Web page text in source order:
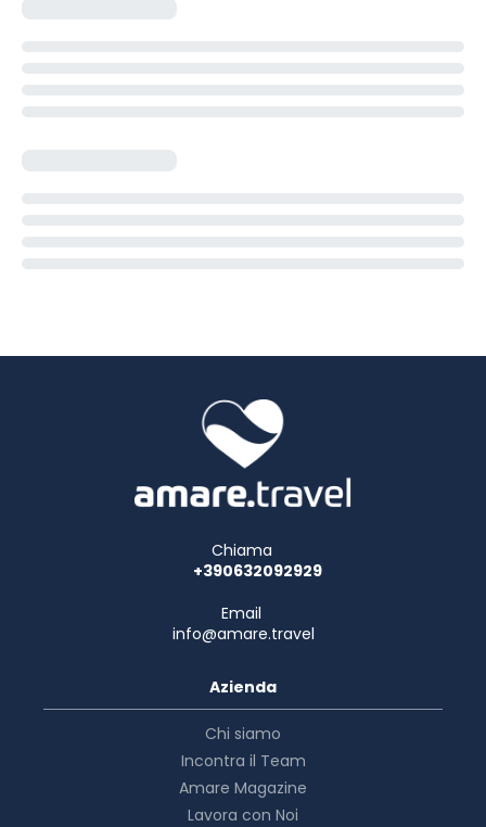
Chiama
+390632092929
Email
info@amare.travel
Azienda
Chi siamo
Incontra il Team
Amare Magazine
Lavora con Noi